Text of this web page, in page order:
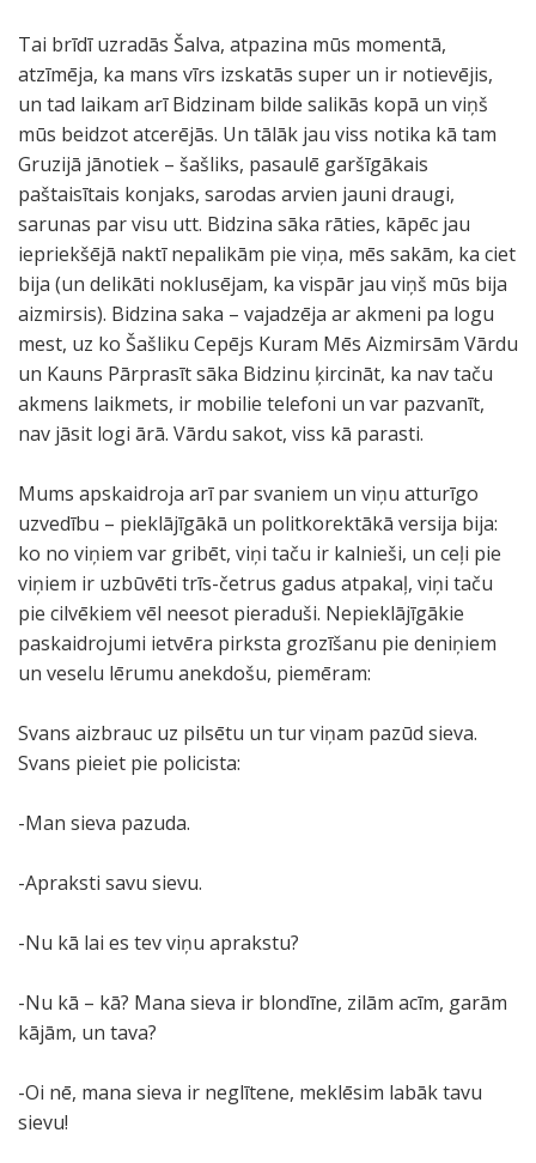
Tai brīdī uzradās Šalva, atpazina mūs momentā,
atzīmēja, ka mans vīrs izskatās super un ir notievējis,
un tad laikam arī Bidzinam bilde salikās kopā un viņš
mūs beidzot atcerējās. Un tālāk jau viss notika kā tam
Gruzijā jānotiek – šašliks, pasaulē garšīgākais
paštaisītais konjaks, sarodas arvien jauni draugi,
sarunas par visu utt. Bidzina sāka rāties, kāpēc jau
iepriekšējā naktī nepalikām pie viņa, mēs sakām, ka ciet
bija (un delikāti noklusējam, ka vispār jau viņš mūs bija
aizmirsis). Bidzina saka – vajadzēja ar akmeni pa logu
mest, uz ko Šašliku Cepējs Kuram Mēs Aizmirsām Vārdu
un Kauns Pārprasīt sāka Bidzinu ķircināt, ka nav taču
akmens laikmets, ir mobilie telefoni un var pazvanīt,
nav jāsit logi ārā. Vārdu sakot, viss kā parasti.
Mums apskaidroja arī par svaniem un viņu atturīgo
uzvedību – pieklājīgākā un politkorektākā versija bija:
ko no viņiem var gribēt, viņi taču ir kalnieši, un ceļi pie
viņiem ir uzbūvēti trīs-četrus gadus atpakaļ, viņi taču
pie cilvēkiem vēl neesot pieraduši. Nepieklājīgākie
paskaidrojumi ietvēra pirksta grozīšanu pie deniņiem
un veselu lērumu anekdošu, piemēram:
Svans aizbrauc uz pilsētu un tur viņam pazūd sieva.
Svans pieiet pie policista:
-Man sieva pazuda.
-Apraksti savu sievu.
-Nu kā lai es tev viņu aprakstu?
-Nu kā – kā? Mana sieva ir blondīne, zilām acīm, garām
kājām, un tava?
-Oi nē, mana sieva ir neglītene, meklēsim labāk tavu
sievu!